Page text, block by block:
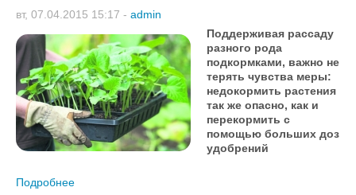
вт, 07.04.2015 15:17 - admin
Поддерживая рассаду
разного рода
подкормками, важно не
терять чувства меры:
недокормить растения
так же опасно, как и
перекормить с
помощью больших доз
удобрений
Подробнее